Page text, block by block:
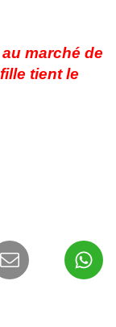
marché de
tient le